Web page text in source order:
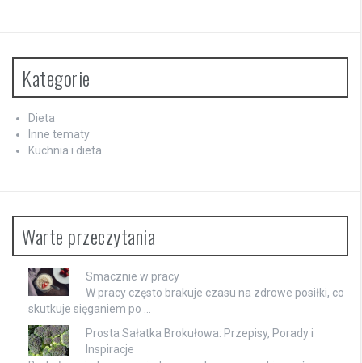
Kategorie
Dieta
Inne tematy
Kuchnia i dieta
Warte przeczytania
Smacznie w pracy
W pracy często brakuje czasu na zdrowe posiłki, co
skutkuje sięganiem po …
Prosta Sałatka Brokułowa: Przepisy, Porady i
Inspiracje